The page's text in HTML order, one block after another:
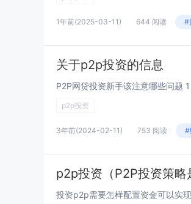
1年前(2025-03-11) 644 阅读 #
关于p2p投资的信息
p2p投资
3年前(2024-02-11) 753 阅读 #
p2p投资（P2P投资策略